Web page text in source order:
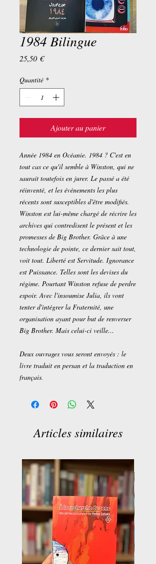
1984 Bilingue
25,50 €Prix
Quantité *
Ajouter au panier
Année 1984 en Océanie. 1984 ? C'est en
tout cas ce qu'il semble à Winston, qui ne
saurait toutefois en jurer. Le passé a été
réinventé, et les événements les plus
récents sont susceptibles d'être modifiés.
Winston est lui-même chargé de récrire les
archives qui contredisent le présent et les
promesses de Big Brother. Grâce à une
technologie de pointe, ce dernier sait tout,
voit tout. Liberté est Servitude. Ignorance
est Puissance. Telles sont les devises du
régime. Pourtant Winston refuse de perdre
espoir. Avec l'insoumise Julia, ils vont
tenter d'intégrer la Fraternité, une
organisation ayant pour but de renverser
Big Brother. Mais celui-ci veille...
Deux ouvrages vous seront envoyés : le
livre traduit en persan et la traduction en
français.
Articles similaires